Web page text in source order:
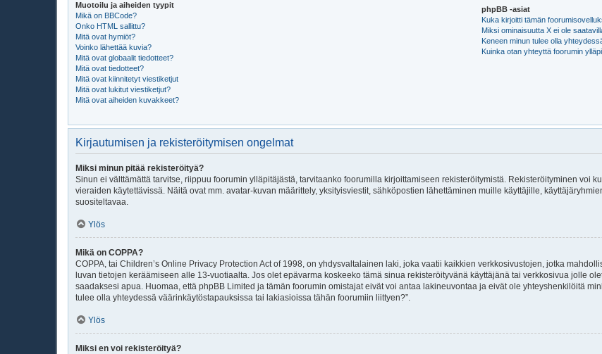
Muotoilu ja aiheiden tyypit
Mikä on BBCode?
Onko HTML sallittu?
Mitä ovat hymiöt?
Voinko lähettää kuvia?
Mitä ovat globaalit tiedotteet?
Mitä ovat tiedotteet?
Mitä ovat kiinnitetyt viestiketjut
Mitä ovat lukitut viestiketjut?
Mitä ovat aiheiden kuvakkeet?
phpBB -asiat
Kuka kirjoitti tämän
Miksi ominaisuutta X ei ole
Keneen minun tulee olla
Kuinka otan yhteyttä foorumin
Kirjautumisen ja rekisteröitymisen ongelmat
Miksi minun pitää rekisteröityä?
Sinun ei välttämättä tarvitse, riippuu foorumin ylläpitäjästä, tarvitaanko foorumilla kirjoittamiseen rekisteröitymistä. Rekisteröityminen voi
vieraiden käytettävissä. Näitä ovat mm. avatar-kuvan määrittely, yksityisviestit, sähköpostien lähettäminen muille käyttäjille,
suositeltavaa.
Ylös
Mikä on COPPA?
COPPA, tai Children’s Online Privacy Protection Act of 1998, on yhdysvaltalainen laki, joka vaatii kaikkien verkkosivustojen, jotka
luvan tietojen keräämiseen alle 13-vuotiaalta. Jos olet epävarma koskeeko tämä sinua rekisteröityvänä käyttäjänä tai verkkosivua jolle
saadaksesi apua. Huomaa, että phpBB Limited ja tämän foorumin omistajat eivät voi antaa lakineuvontaa ja eivät ole yhteyshenkilöitä
tulee olla yhteydessä väärinkäytöstapauksissa tai lakiasioissa tähän foorumiin liittyen?”.
Ylös
Miksi en voi rekisteröityä?